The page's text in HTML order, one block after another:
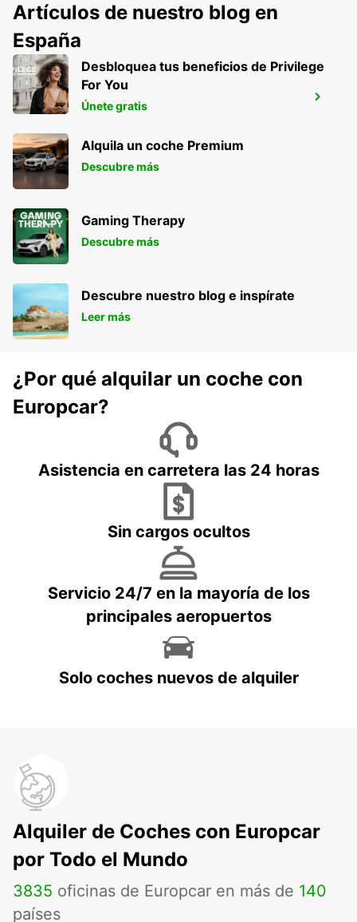
TULUM CIUDAD
TULUM - MEXICO
Artículos de nuestro blog en
España
Desbloquea tus beneficios de Privilege
For You
Únete gratis
Alquila un coche Premium
Descubre más
Gaming Therapy
Descubre más
Descubre nuestro blog e inspírate
Leer más
¿Por qué alquilar un coche con
Europcar?
Asistencia en carretera las 24 horas
Sin cargos ocultos
Servicio 24/7 en la mayoría de los
principales aeropuertos
Solo coches nuevos de alquiler
Alquiler de Coches con Europcar
por Todo el Mundo
3835 oficinas de Europcar en más de 140
países